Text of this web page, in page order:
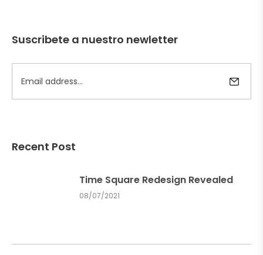
Suscribete a nuestro newletter
Recent Post
Time Square Redesign Revealed
08/07/2021